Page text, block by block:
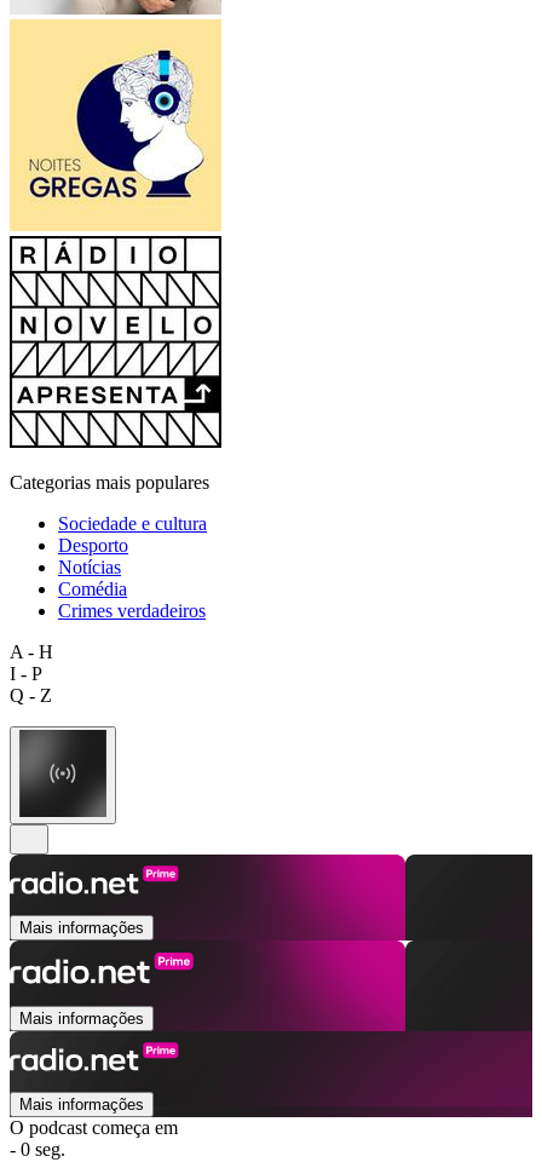
Categorias mais populares
Sociedade e cultura
Desporto
Notícias
Comédia
Crimes verdadeiros
A - H
I - P
Q - Z
Mais informações
Mais informações
Mais informações
O podcast começa em
- 0 seg.